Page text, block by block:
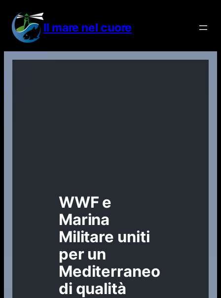
contenuto
Il mare nel cuore
WWF e
Marina
Militare uniti
per un
Mediterraneo
di qualità